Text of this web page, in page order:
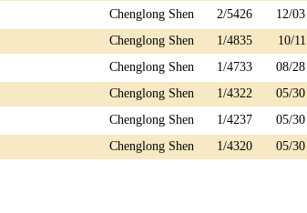
Chenglong Shen 2/5426 12/
Chenglong Shen 1/4835 10/
Chenglong Shen 1/4733 08/
Chenglong Shen 1/4322 05/
Chenglong Shen 1/4237 05/
Chenglong Shen 1/4320 05/